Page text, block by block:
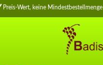
Preis-Wert, keine Mindestbestellmenge